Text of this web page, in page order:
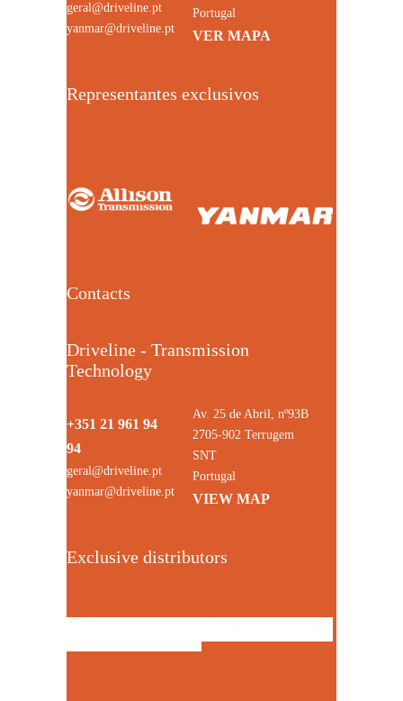
geral@driveline.pt
yanmar@driveline.pt
Portugal
VER MAPA
Representantes exclusivos
Contacts
Driveline - Transmission
Technology
+351 21 961 94
94
geral@driveline.pt
yanmar@driveline.pt
Av. 25 de Abril, nº93B
2705-902 Terrugem
SNT
Portugal
VIEW MAP
Exclusive distributors